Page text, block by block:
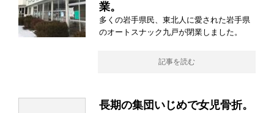
業。
多くの岩手県民、東北人に愛された岩手県
のオートスナック九戸が閉業しました。
記事を読む
長期の集団いじめで女児骨折。